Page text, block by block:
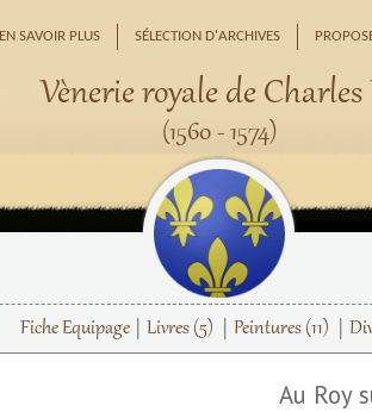
EN SAVOIR PLUS SÉLECTION D'ARCHIVES
Vènerie royale de
(1560 - 1574)
Fiche Equipage Livres (5) Peintures (11)
Au Roy